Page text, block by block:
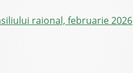
raional, februarie 2026